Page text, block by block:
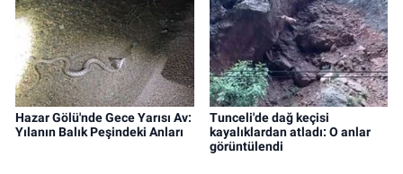
Hazar Gölü'nde Gece Yarısı Av:
Yılanın Balık Peşindeki Anları
Tunceli'de dağ keçisi
kayalıklardan atladı: O anlar
görüntülendi